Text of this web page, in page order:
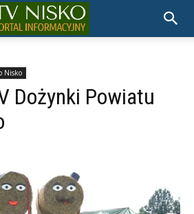
Nisko
Dożynki Powiatu